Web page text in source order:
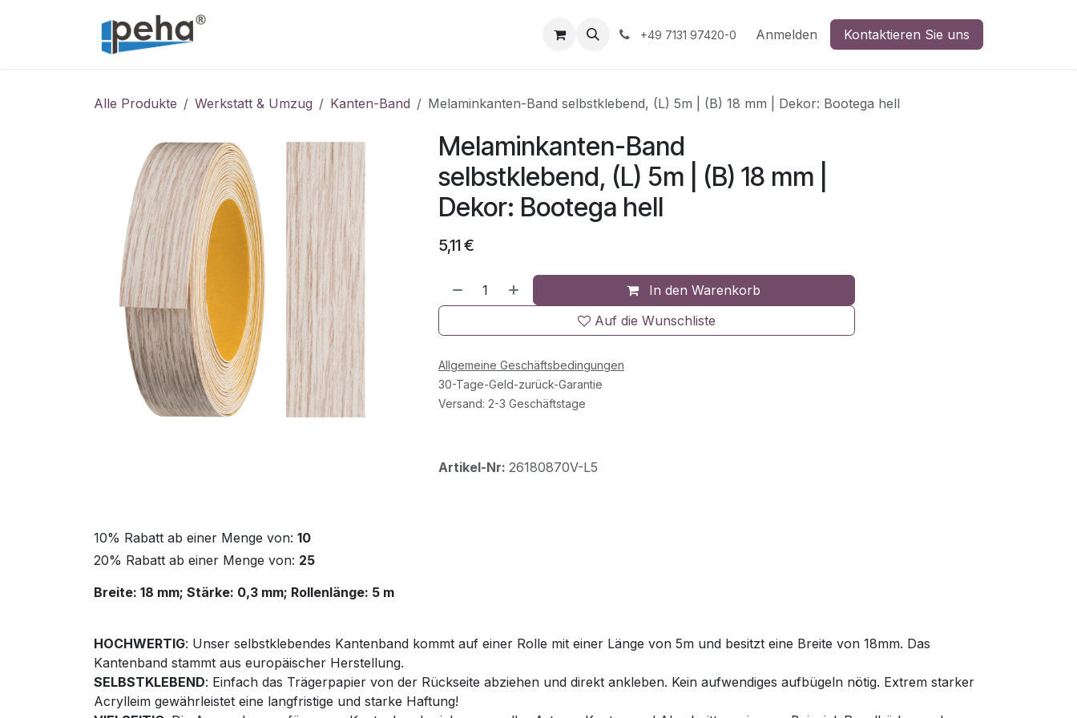
Informationen Shop Gewerbekunden
+49 7131 97420-0 Anmelden Kontaktieren Sie uns
Alle Produkte Werkstatt & Umzug Kanten-Band Melaminkanten-Band selbstklebend, (L) 5m | (B) 18 mm | Dekor: Bootega hell
Melaminkanten-Band
selbstklebend, (L) 5m | (B) 18 mm |
Dekor: Bootega hell
5,11€
In den Warenkorb
Auf die Wunschliste
Allgemeine Geschäftsbedingungen
30-Tage-Geld-zurück-Garantie
Versand: 2-3 Geschäftstage
Artikel-Nr: 26180870V-L5
10% Rabatt ab einer Menge von: 10
20% Rabatt ab einer Menge von: 25
Breite: 18 mm; Stärke: 0,3 mm; Rollenlänge: 5 m
HOCHWERTIG: Unser selbstklebendes Kantenband kommt auf einer Rolle mit einer Länge von 5m und besitzt eine Breite von 18mm. Das
Kantenband stammt aus europäischer Herstellung.
SELBSTKLEBEND: Einfach das Trägerpapier von der Rückseite abziehen und direkt ankleben. Kein aufwendiges aufbügeln nötig. Extrem starker
Acrylleim gewährleistet eine langfristige und starke Haftung!